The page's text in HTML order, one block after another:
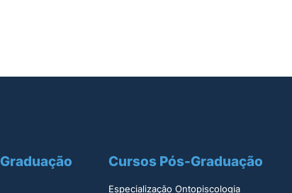
Cursos Pós-Graduação
Especialização Ontopiscologia ​